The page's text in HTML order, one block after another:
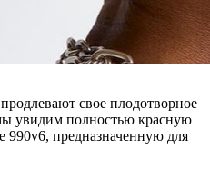
продлевают свое плодотворное
увидим полностью красную
990v6, предназначенную для